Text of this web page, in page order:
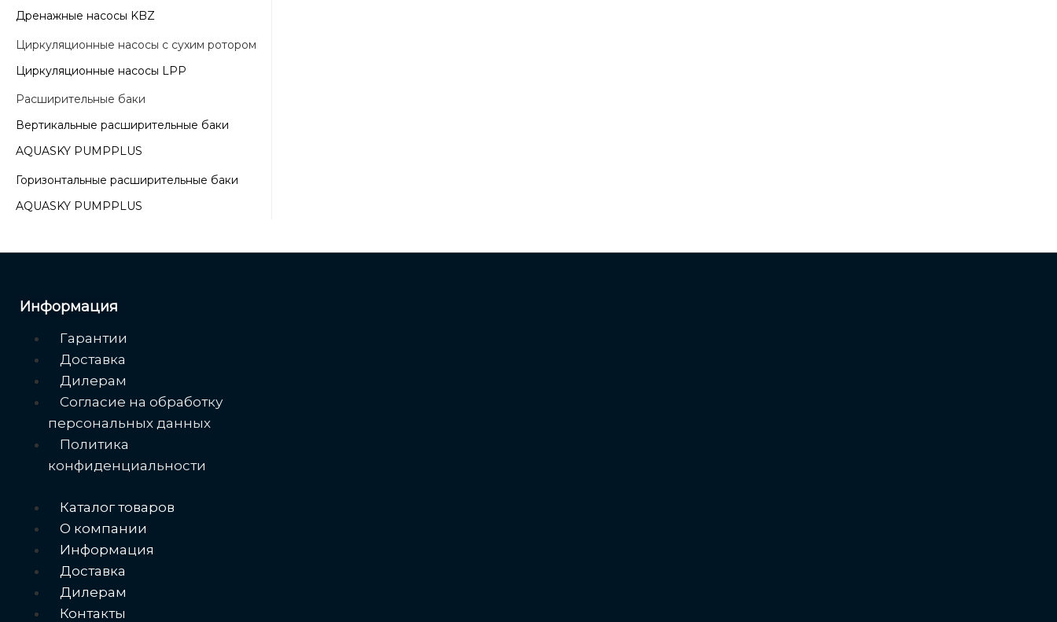
Дренажные насосы KBZ
Циркуляционные насосы с сухим ротором
Циркуляционные насосы LPP
Расширительные баки
Вертикальные расширительные баки
AQUASKY PUMPPLUS
Горизонтальные расширительные баки
AQUASKY PUMPPLUS
Информация
Меню
Гарантии
Доставка
Дилерам
Согласие на обработку
персональных данных
Политика
конфиденциальности
Меню
Каталог товаров
О компании
Информация
Доставка
Дилерам
Контакты